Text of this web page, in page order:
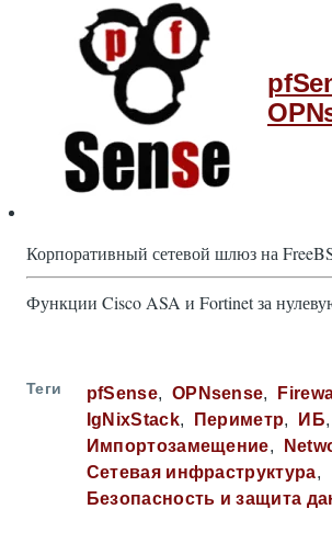
Корпоративный сетевой шлюз на
Функции Cisco ASA и Fortinet за
Теги pfSense OPNsense
IgNixStack
Периметр
ИБ
Импортозамещение
Сетевая инфраструктура
Безопасность и защита